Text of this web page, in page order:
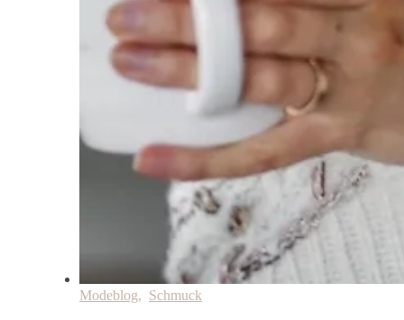
Modeblog, Schmuck